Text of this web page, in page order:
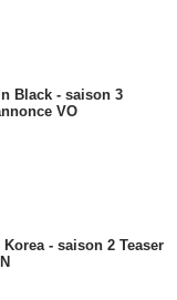
Black - saison 3
VO
- saison 2 Teaser